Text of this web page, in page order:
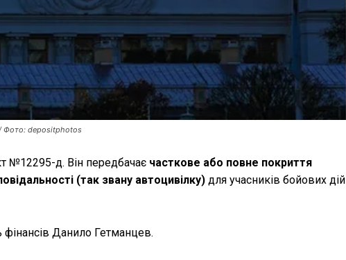
/ Фото: depositphotos
№12295-д. Він передбачає часткове або повне покриття
(так звану автоцивілку) для учасників бойових дій
фінансів Данило Гетманцев.